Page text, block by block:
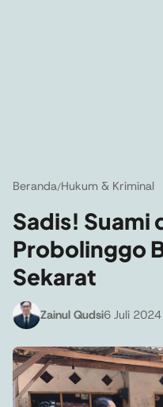
Beranda/Hukum & Kriminal
Sadis! Suami
Probolinggo
Sekarat
Zainul Qudsi6 Juli